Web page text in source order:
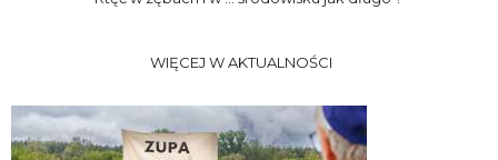
WIĘCEJ W AKTUALNOŚCI